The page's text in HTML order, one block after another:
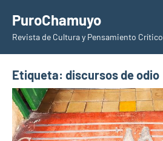
contenido
PuroChamuyo
Revista de Cultura y Pensamiento Crítico
Etiqueta: discursos de odio